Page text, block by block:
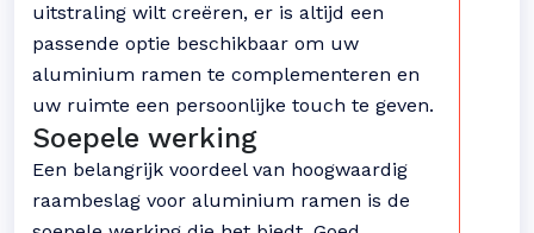
uitstraling wilt creëren, er is altijd een
passende optie beschikbaar om uw
aluminium ramen te complementeren en
uw ruimte een persoonlijke touch te geven.
Soepele werking
Een belangrijk voordeel van hoogwaardig
raambeslag voor aluminium ramen is de